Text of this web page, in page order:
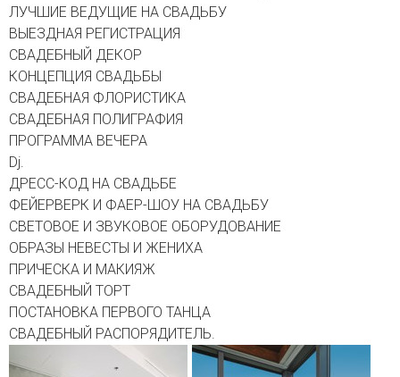
ЛУЧШИЕ ВЕДУЩИЕ НА СВАДЬБУ
ВЫЕЗДНАЯ РЕГИСТРАЦИЯ
СВАДЕБНЫЙ ДЕКОР
КОНЦЕПЦИЯ СВАДЬБЫ
СВАДЕБНАЯ ФЛОРИСТИКА
СВАДЕБНАЯ ПОЛИГРАФИЯ
ПРОГРАММА ВЕЧЕРА
Dj.
ДРЕСС-КОД НА СВАДЬБЕ
ФЕЙЕРВЕРК И ФАЕР-ШОУ НА СВАДЬБУ
СВЕТОВОЕ И ЗВУКОВОЕ ОБОРУДОВАНИЕ
ОБРАЗЫ НЕВЕСТЫ И ЖЕНИХА
ПРИЧЕСКА И МАКИЯЖ
СВАДЕБНЫЙ ТОРТ
ПОСТАНОВКА ПЕРВОГО ТАНЦА
СВАДЕБНЫЙ РАСПОРЯДИТЕЛЬ.